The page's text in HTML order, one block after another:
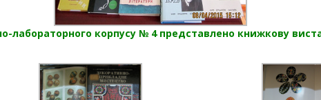
лабораторного корпусу № 4 представлено книжкову